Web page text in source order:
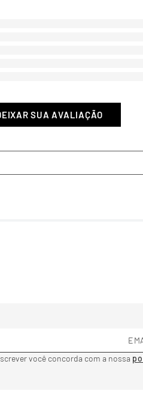
você concorda com a nossa